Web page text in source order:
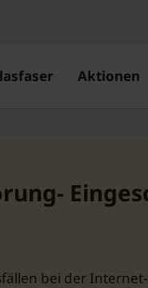
Aktionen
bei der